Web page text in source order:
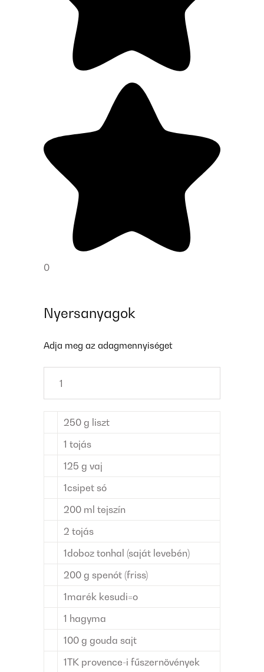
0
Nyersanyagok
Adja meg az adagmennyiséget
250 g liszt
1 tojás
125 g vaj
1csipet só
200 ml tejszín
2 tojás
1doboz tonhal (saját levebén)
200 g spenót (friss)
1marék kesudi=o
1 hagyma
100 g gouda sajt
1TK provence-i fűszernövények